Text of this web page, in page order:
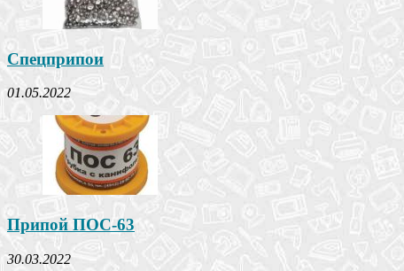
Спецприпои
01.05.2022
Припой ПОС-63
30.03.2022